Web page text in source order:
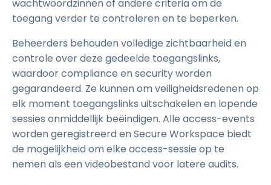
wachtwoordzinnen of andere criteria om de
toegang verder te controleren en te beperken.
Beheerders behouden volledige zichtbaarheid en
controle over deze gedeelde toegangslinks,
waardoor compliance en security worden
gegarandeerd. Ze kunnen om veiligheidsredenen op
elk moment toegangslinks uitschakelen en lopende
sessies onmiddellijk beëindigen. Alle access-events
worden geregistreerd en Secure Workspace biedt
de mogelijkheid om elke access-sessie op te
nemen als een videobestand voor latere audits.